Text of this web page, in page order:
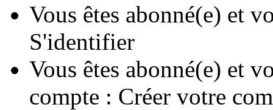
Vous êtes abonné(e) et
S'identifier
Vous êtes abonné(e) et
compte : Créer votre